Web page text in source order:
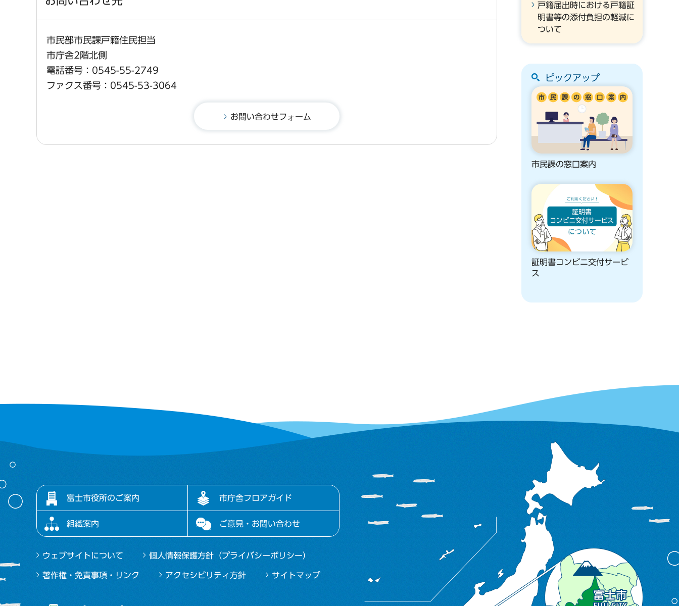
市民部市民課戸籍住民担当
市庁舎2階北側
電話番号：0545-55-2749
ファクス番号：0545-53-3064
戸籍届出時における戸籍証
明書等の添付負担の軽減に
ついて
ピックアップ
市民課の窓口案内
証明書コンビニ交付サービ
ス
富士市役所のご案内 市庁舎フロアガイド
組織案内 ご意見・お問い合わせ
ウェブサイトについて 個人情報保護方針（プライバシーポリシー）
著作権・免責事項・リンク アクセシビリティ方針 サイトマップ